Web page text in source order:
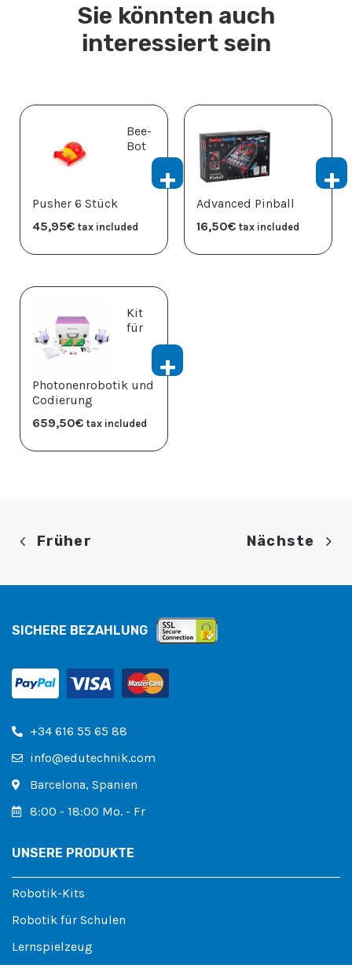
Sie könnten auch
interessiert sein
Bee-
Bot
Pusher 6 Stück
45,95€ tax included
Advanced Pinball
16,50€ tax included
Kit
für
Photonenrobotik und
Codierung
659,50€ tax included
Früher Nächste
SICHERE BEZAHLUNG
+34 616 55 65 88
info@edutechnik.com
Barcelona, ​​​​Spanien
8:00 - 18:00 Mo. - Fr
UNSERE PRODUKTE
Robotik-Kits
Robotik für Schulen
Lernspielzeug